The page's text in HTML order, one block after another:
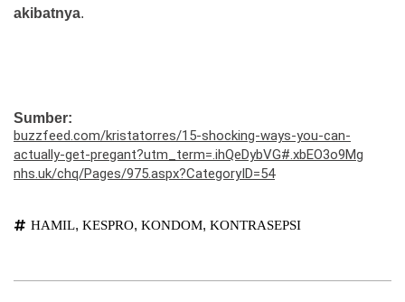
akibatnya.
Sumber:
buzzfeed.com/kristatorres/15-shocking-ways-you-can-
actually-get-pregant?utm_term=.ihQeDybVG#.xbEO3o9Mg
nhs.uk/chq/Pages/975.aspx?CategoryID=54
HAMIL, KESPRO, KONDOM, KONTRASEPSI